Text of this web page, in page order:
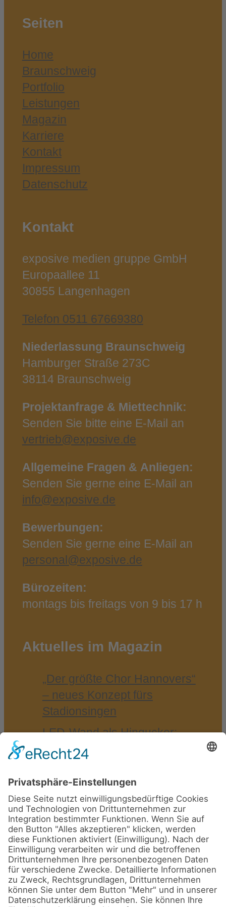
Seiten
Home
Braunschweig
Portfolio
Leistungen
Magazin
Karriere
Kontakt
Impressum
Datenschutz
Kontakt
exposive medien gruppe GmbH
Europaallee 11
30855 Langenhagen
Telefon 0511 67669380
Niederlassung Braunschweig
Hamburger Straße 273C
38114 Braunschweig
Projektanfrage & Miettechnik:
Senden Sie bitte eine E‑Mail an
vertrieb@exposive.de
Allgemeine Fragen & Anliegen:
Senden Sie gerne eine E‑Mail an
info@exposive.de
Bewerbungen:
Senden Sie gerne eine E‑Mail an
personal@exposive.de
Bürozeiten:
montags bis freitags von 9 bis 17 h
Aktuelles im Magazin
„Der größ­te Chor Han­no­vers“
– neu­es Kon­zept fürs
Stadionsingen
LED-​Wand als Hin­gu­cker:
VGH Ver­si­che­run­gen auf der
Som­mer­emp­fang der IHK
Braun­schweig 2025 in
Bad Harzburg
walk4help 2025 – mit BRAWO
für den guten Zweck
Astera (8) Ayrton (7) Firmen-Event (8)
Full-Service(15)